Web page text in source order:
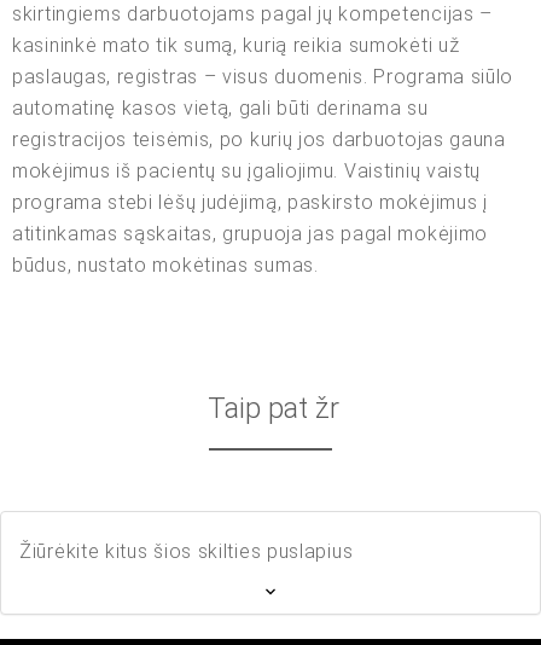
skirtingiems darbuotojams pagal jų kompetencijas –
kasininkė mato tik sumą, kurią reikia sumokėti už
paslaugas, registras – visus duomenis. Programa siūlo
automatinę kasos vietą, gali būti derinama su
registracijos teisėmis, po kurių jos darbuotojas gauna
mokėjimus iš pacientų su įgaliojimu. Vaistinių vaistų
programa stebi lėšų judėjimą, paskirsto mokėjimus į
atitinkamas sąskaitas, grupuoja jas pagal mokėjimo
būdus, nustato mokėtinas sumas.
Taip pat žr
Žiūrėkite kitus šios skilties puslapius